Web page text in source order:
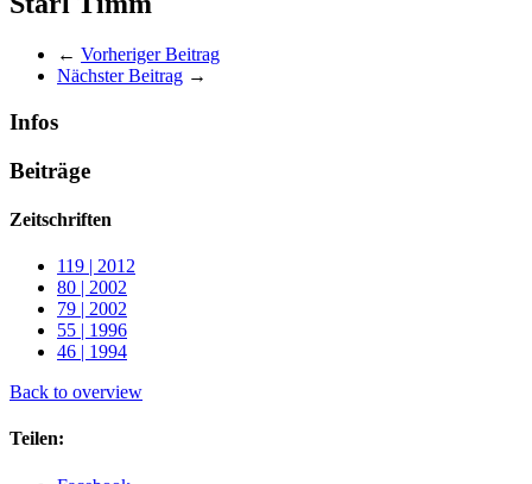
← Vorheriger Beitrag
Nächster Beitrag →
Infos
Beiträge
Zeitschriften
119 | 2012
80 | 2002
79 | 2002
55 | 1996
46 | 1994
Back to overview
Teilen: